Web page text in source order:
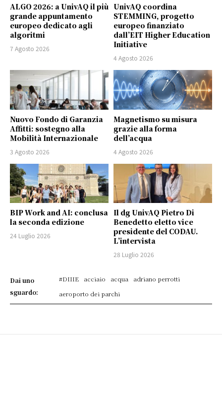
ALGO 2026: a UnivAQ il più
grande appuntamento
europeo dedicato agli
algoritmi
7 Agosto 2026
UnivAQ coordina
STEMMING, progetto
europeo finanziato
dall’EIT Higher Education
Initiative
4 Agosto 2026
Nuovo Fondo di Garanzia
Affitti: sostegno alla
Mobilità Internazionale
3 Agosto 2026
Magnetismo su misura
grazie alla forma
dell’acqua
4 Agosto 2026
BIP Work and AI: conclusa
la seconda edizione
24 Luglio 2026
Il dg UnivAQ Pietro Di
Benedetto eletto vice
presidente del CODAU.
L’intervista
28 Luglio 2026
Dai uno
sguardo:
#DIIIE acciaio acqua
adriano perrotti
aeroporto dei parchi